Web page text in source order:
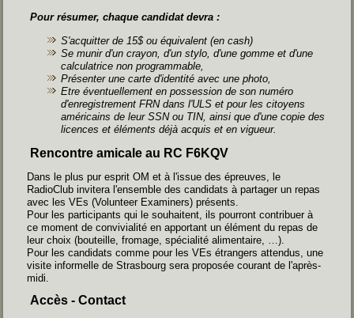
Pour résumer, chaque candidat devra :
S'acquitter de 15$ ou équivalent (en cash)
Se munir d'un crayon, d'un stylo, d'une gomme et d'une
calculatrice non programmable,
Présenter une carte d'identité avec une photo,
Etre éventuellement en possession de son numéro
d'enregistrement FRN dans l'ULS et pour les citoyens
américains de leur SSN ou TIN, ainsi que d'une copie des
licences et éléments déjà acquis et en vigueur.
Rencontre amicale au RC F6KQV
Dans le plus pur esprit OM et à l'issue des épreuves, le
RadioClub invitera l'ensemble des candidats à partager un repas
avec les VEs (Volunteer Examiners) présents.
Pour les participants qui le souhaitent, ils pourront contribuer à
ce moment de convivialité en apportant un élément du repas de
leur choix (bouteille, fromage, spécialité alimentaire, …).
Pour les candidats comme pour les VEs étrangers attendus, une
visite informelle de Strasbourg sera proposée courant de l'après-
midi.
Accès - Contact